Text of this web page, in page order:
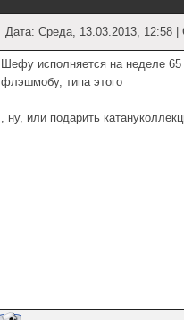
Дата: Среда, 13.03.2013, 12:58
Шефу исполняется на неделе
флэшмобу, типа этого
, ну, или подарить